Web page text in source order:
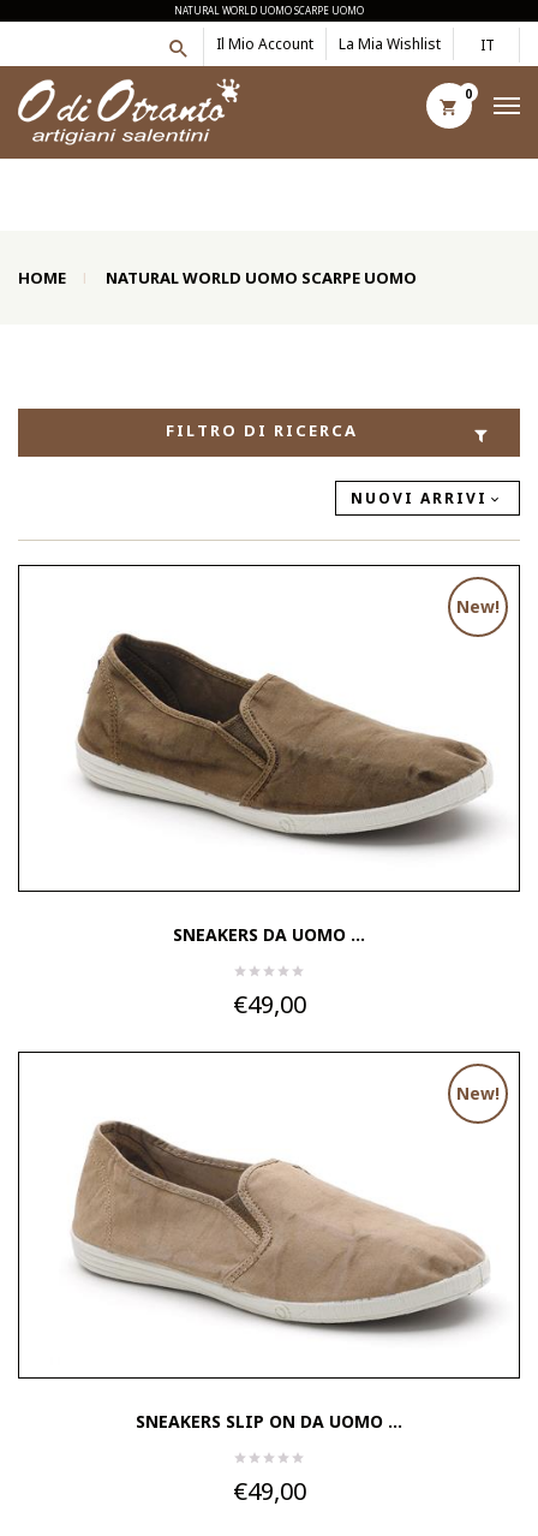
NATURAL WORLD UOMO SCARPE UOMO
IT
Il Mio Account La Mia Wishlist
0
HOME NATURAL WORLD UOMO SCARPE UOMO
FILTRO DI RICERCA
NUOVI ARRIVI
New!
SNEAKERS DA UOMO ...
€49,00
New!
SNEAKERS SLIP ON DA UOMO ...
€49,00